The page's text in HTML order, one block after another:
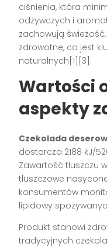
ciśnienia, która
odżywczych i
zachowują
zdrowotne, co jest
naturalnych[1][3].
Wartości
aspekty
Czekolada
dostarcza 2188 kJ/
Zawartość tłuszczu
tłuszczowe
konsumentów
lipidowy
Produkt stanowi
tradycyjnych